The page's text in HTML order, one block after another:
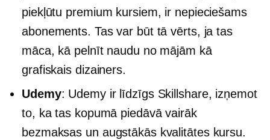
piekļūtu premium kursiem, ir nepieciešams
abonements. Tas var būt tā vērts, ja tas
māca, kā pelnīt naudu no mājām kā
grafiskais dizainers.
Udemy: Udemy ir līdzīgs Skillshare, izņemot
to, ka tas kopumā piedāvā vairāk
bezmaksas un augstākās kvalitātes kursu.